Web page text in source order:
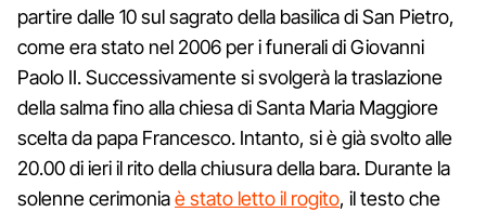
partire dalle 10 sul sagrato della basilica di San Pietro,
come era stato nel 2006 per i funerali di Giovanni
Paolo II. Successivamente si svolgerà la traslazione
della salma fino alla chiesa di Santa Maria Maggiore
scelta da papa Francesco. Intanto, si è già svolto alle
20.00 di ieri il rito della chiusura della bara. Durante la
solenne cerimoniaè stato letto il rogito, il testo che